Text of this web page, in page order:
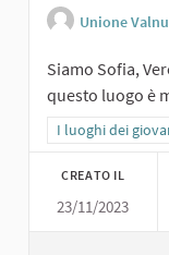
Unione
Siamo Sofia,
questo luogo è
Filtra i risultati
I luoghi dei
CREATO IL
23/11/2023